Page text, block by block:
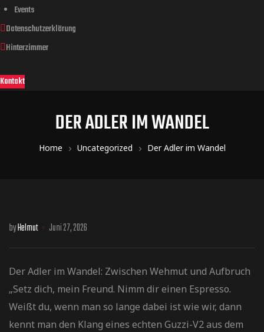
Events
Datenschutzerklärung
Hinterzimmer
Kontakt
DER ADLER IM WANDEL
Home Uncategorized Der Adler im Wandel
byHelmut Juni 27, 2026
Der Adler im Wandel: Zwischen Wehmut und Aufbruch
​„Setz dich, mein Freund. Nimm dir einen Espresso.
Weißt du, wenn man so lange dabei ist wie wir, dann
kennt man den Klang eines echten Guzzi-V2 aus dem